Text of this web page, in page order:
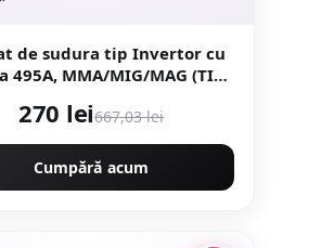
de sudura tip Invertor cu
495A, MMA/MIG/MAG (TIG
URAL MASH IGBT
ULTRA HYBRID
POWER, CMP1697
270 lei667,03 lei
Cumpără acum